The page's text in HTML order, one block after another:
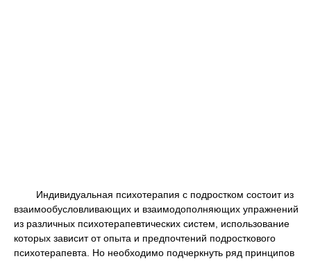
Индивидуальная психотерапия с подростком состоит из
взаимообусловливающих и взаимодополняющих упражнений
из различных психотерапевтических систем, использование
которых зависит от опыта и предпочтений подросткового
психотерапевта. Но необходимо подчеркнуть ряд принципов